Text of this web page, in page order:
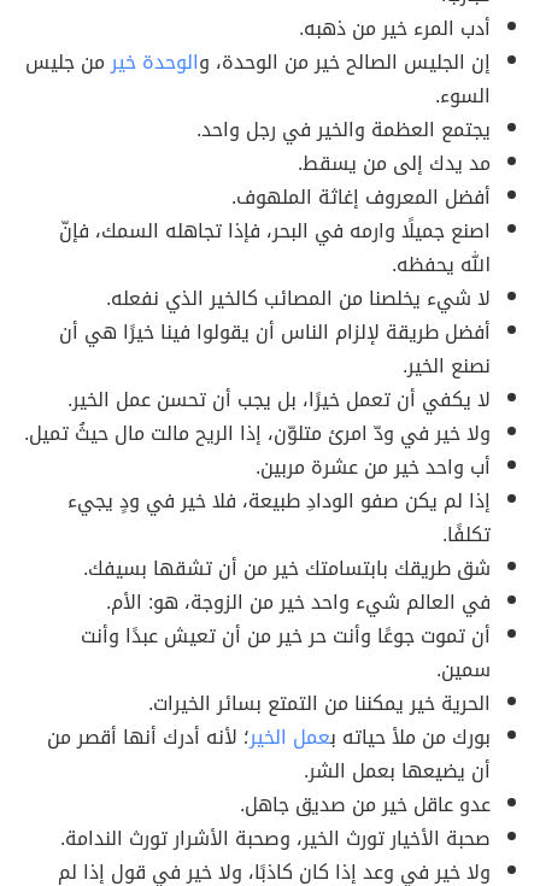
أدب المرء خير من ذهبه.
إن الجليس الصالح خير من الوحدة، والوحدة خيرمن جليس
السوء.
يجتمع العظمة والخير في رجل واحد.
مد يدك إلى من يسقط.
أفضل المعروف إغاثة الملهوف.
اصنع جميلًا وارمه في البحر، فإذا تجاهله السمك، فإنّ
الله يحفظه.
لا شيء يخلصنا من المصائب كالخير الذي نفعله.
أفضل طريقة لإلزام الناس أن يقولوا فينا خيرًا هي أن
نصنع الخير.
لا يكفي أن تعمل خيرًا، بل يجب أن تحسن عمل الخير.
ولا خير في ودّ امرئ متلوّن، إذا الريح مالت مال حيثُ تميل.
أب واحد خير من عشرة مربين.
إذا لم يكن صفو الودادِ طبيعة، فلا خير في ودٍ يجيء
تكلفًا.
شق طريقك بابتسامتك خير من أن تشقها بسيفك.
في العالم شيء واحد خير من الزوجة، هو: الأم.
أن تموت جوعًا وأنت حر خير من أن تعيش عبدًا وأنت
سمين.
الحرية خير يمكننا من التمتع بسائر الخيرات.
بورك من ملأ حياته بعمل الخير؛ لأنه أدرك أنها أقصر من
أن يضيعها بعمل الشر.
عدو عاقل خير من صديق جاهل.
صحبة الأخيار تورث الخير، وصحبة الأشرار تورث الندامة.
ولا خير في وعد إذا كان كاذبًا، ولا خير في قول إذا لم